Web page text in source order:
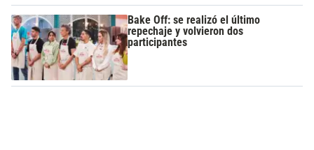
Bake Off: se realizó el último
repechaje y volvieron dos
participantes